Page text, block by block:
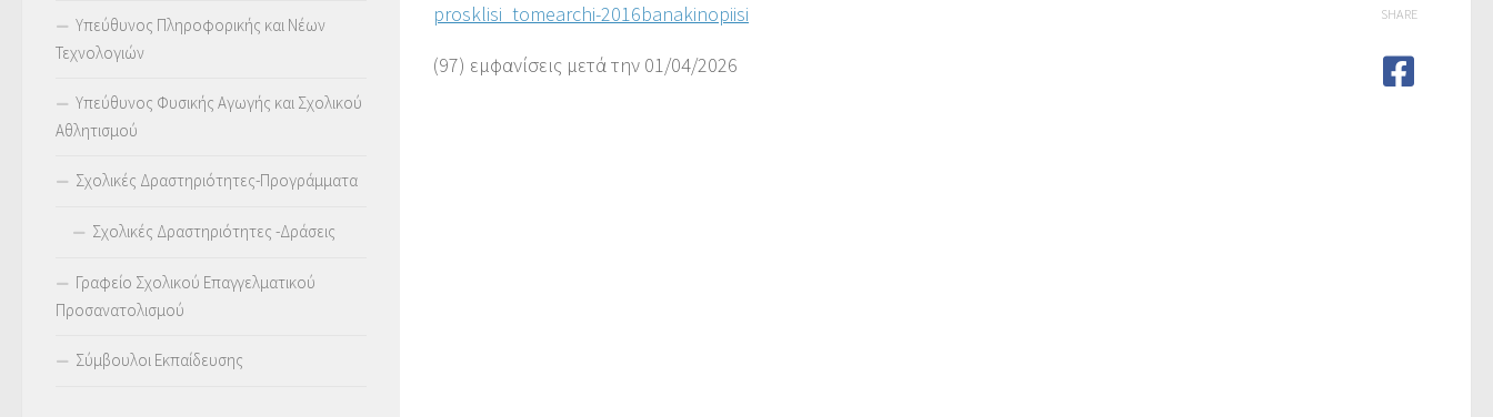
prosklisi_tomearchi-2016banakinopiisi
(97) εμφανίσεις μετά την 01/04/2026
SHARE
Υπεύθυνος Πληροφορικής και Νέων
Τεχνολογιών
Υπεύθυνος Φυσικής Αγωγής και Σχολικού
Αθλητισμού
Σχολικές Δραστηριότητες-Προγράμματα
Σχολικές Δραστηριότητες -Δράσεις
Γραφείο Σχολικού Επαγγελματικού
Προσανατολισμού
Σύμβουλοι Εκπαίδευσης